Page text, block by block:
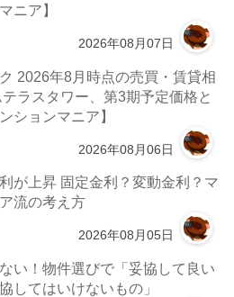
ニア】
2026年08月07日
2026年8月時点の売買・賃貸相
ラスタワー、第3期予定価格と
ションマニア】
2026年08月06日
が上昇 固定金利？変動金利？マ
流の考え方
2026年08月05日
い！物件選びで「妥協して良い
してはいけないもの」